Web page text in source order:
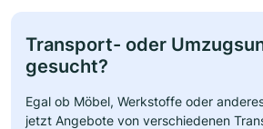
Transport- oder
gesucht?
Egal ob Möbel, Werkstoffe oder
jetzt Angebote von verschiedenen